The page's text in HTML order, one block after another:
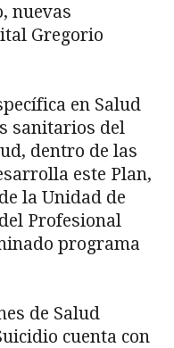
nuevas
Gregorio
en Salud
sanitarios del
dentro de las
este Plan,
la Unidad de
Profesional
programa
de Salud
cuenta con